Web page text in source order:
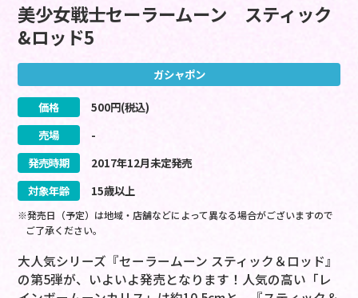
美少女戦士セーラームーン スティック
&ロッド5
ガシャポン
価格 500円(税込)
売場
-
発売時期
2017年12月未定発売
対象年齢
15歳以上
※発売日（予定）は地域・店舗などによって異なる場合がございますので
ご了承ください。
大人気シリーズ『セーラームーン スティック＆ロッド』
の第5弾が、いよいよ発売となります！人気の高い「レ